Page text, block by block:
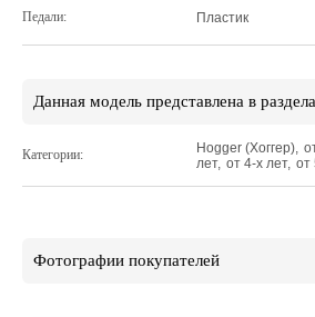
Педали: Пластик
Данная модель представлена в
Категории: Hogger (Хоггер)
лет, от 4-х лет, от
Фотографии покупателей